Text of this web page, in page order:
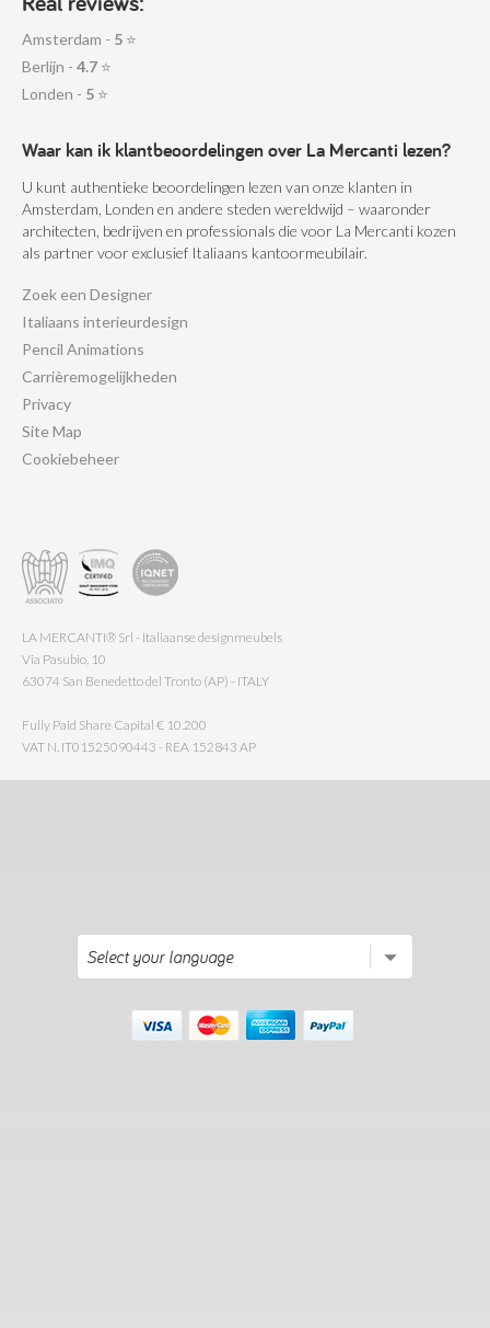
Amsterdam - 5 ⭐
Berlijn - 4.7 ⭐
Londen - 5 ⭐
Waar kan ik klantbeoordelingen over La Mercanti lezen?
U kunt authentieke beoordelingen lezen van onze klanten in
Amsterdam, Londen en andere steden wereldwijd – waaronder
architecten, bedrijven en professionals die voor La Mercanti kozen
als partner voor exclusief Italiaans kantoormeubilair.
Zoek een Designer
Italiaans interieurdesign
Pencil Animations
Carrièremogelijkheden
Privacy
Site Map
Cookiebeheer
LA MERCANTI® Srl - Italiaanse designmeubels
Via Pasubio, 10
63074 San Benedetto del Tronto (AP) - ITALY
Fully Paid Share Capital € 10.200
VAT N. IT01525090443 - REA 152843 AP